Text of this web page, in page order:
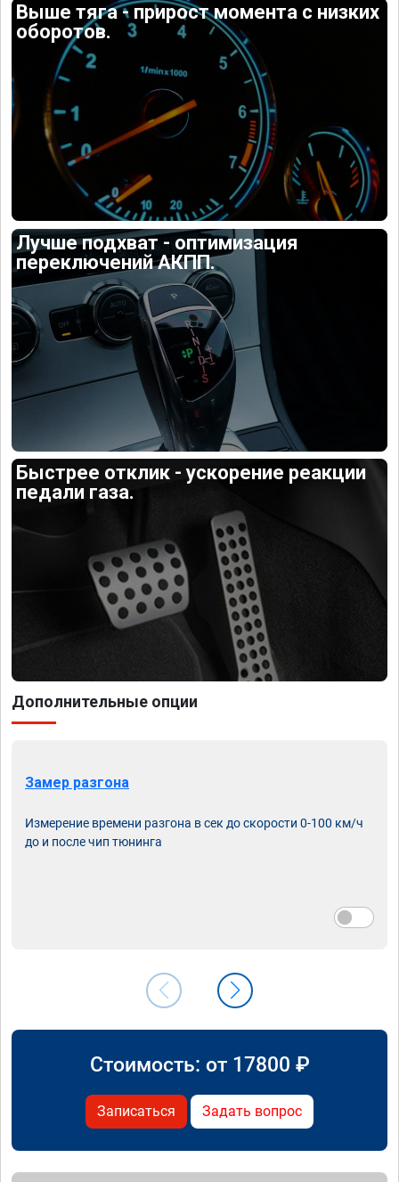
Выше тяга - прирост момента с низких
оборотов.
Лучше подхват - оптимизация
переключений АКПП.
Быстрее отклик - ускорение реакции
педали газа.
Дополнительные опции
Замер разгона
Измерение времени разгона в сек до скорости 0-100 км/ч
до и после чип тюнинга
Стоимость: от 17800 ₽
Записаться Задать вопрос